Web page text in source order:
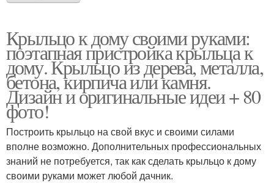
Крыльцо к дому своими руками:
поэтапная пристройка крыльца к
дому. Крыльцо из дерева, металла,
бетона, кирпича или камня.
Дизайн и оригинальные идеи + 80
фото!
Построить крыльцо на свой вкус и своими силами
вполне возможно. Дополнительных профессиональных
знаний не потребуется, так как сделать крыльцо к дому
своими руками может любой дачник.